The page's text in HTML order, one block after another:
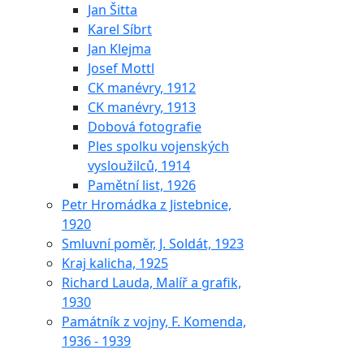
Jan Šitta
Karel Síbrt
Jan Klejma
Josef Mottl
CK manévry, 1912
CK manévry, 1913
Dobová fotografie
Ples spolku vojenských
vysloužilců, 1914
Pamětní list, 1926
Petr Hromádka z Jistebnice,
1920
Smluvní poměr, J. Soldát, 1923
Kraj kalicha, 1925
Richard Lauda, Malíř a grafik,
1930
Památník z vojny, F. Komenda,
1936 - 1939